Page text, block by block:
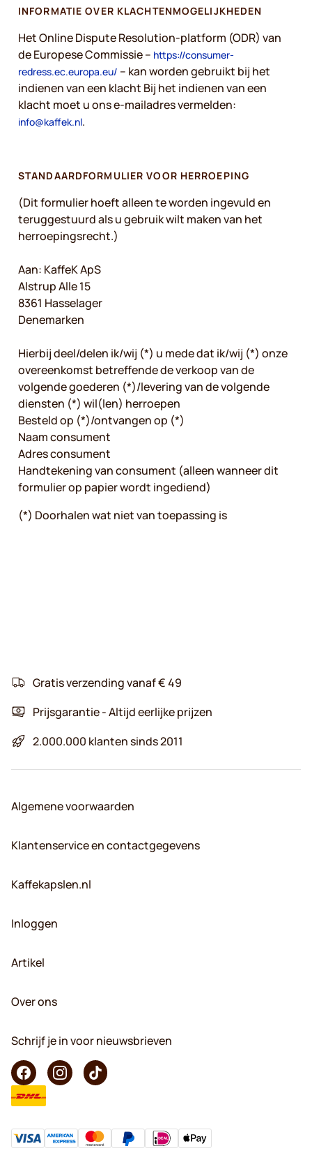
INFORMATIE OVER KLACHTENMOGELIJKHEDEN
Het Online Dispute Resolution-platform (ODR) van
de Europese Commissie – https://consumer-
redress.ec.europa.eu/ – kan worden gebruikt bij het
indienen van een klacht Bij het indienen van een
klacht moet u ons e-mailadres vermelden:
info@kaffek.nl.
STANDAARDFORMULIER VOOR HERROEPING
(Dit formulier hoeft alleen te worden ingevuld en
teruggestuurd als u gebruik wilt maken van het
herroepingsrecht.)
Aan: KaffeK ApS
Alstrup Alle 15
8361 Hasselager
Denemarken
Hierbij deel/delen ik/wij (*) u mede dat ik/wij (*) onze
overeenkomst betreffende de verkoop van de
volgende goederen (*)/levering van de volgende
diensten (*) wil(len) herroepen
Besteld op (*)/ontvangen op (*)
Naam consument
Adres consument
Handtekening van consument (alleen wanneer dit
formulier op papier wordt ingediend)
(*) Doorhalen wat niet van toepassing is
Gratis verzending vanaf € 49
Prijsgarantie - Altijd eerlijke prijzen
2.000.000 klanten sinds 2011
Algemene voorwaarden
Klantenservice en contactgegevens
Kaffekapslen.nl
Inloggen
Artikel
Over ons
Schrijf je in voor nieuwsbrieven